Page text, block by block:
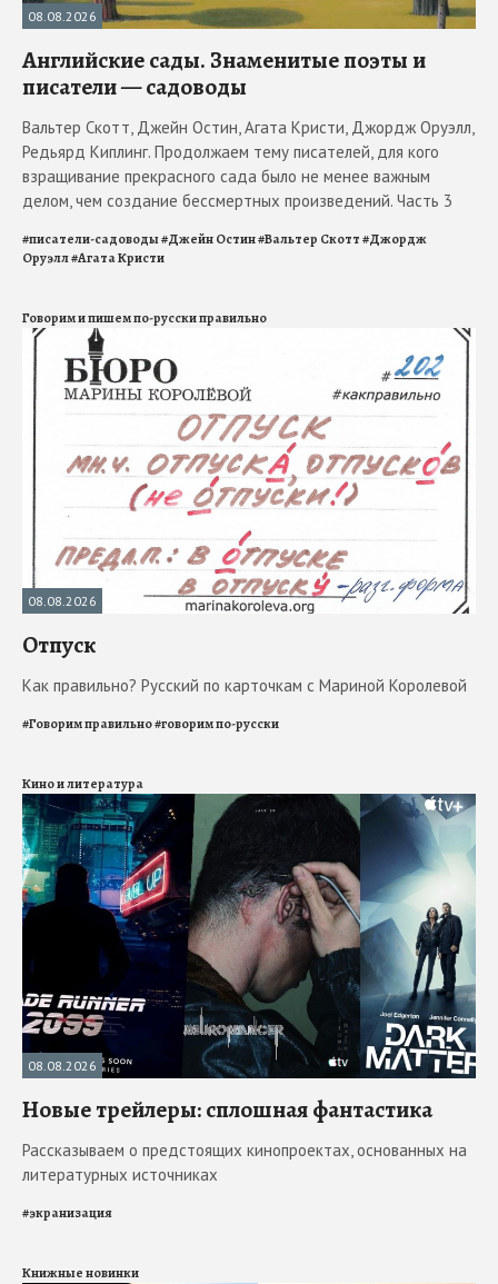
08.08.2026
Английские сады. Знаменитые поэты и
писатели — садоводы
Вальтер Скотт, Джейн Остин, Агата Кристи, Джордж Оруэлл,
Редьярд Киплинг. Продолжаем тему писателей, для кого
взращивание прекрасного сада было не менее важным
делом, чем создание бессмертных произведений. Часть 3
#писатели-садоводы#Джейн Остин#Вальтер Скотт#Джордж
Оруэлл#Агата Кристи
Говорим и пишем по-русски правильно
08.08.2026
Отпуск
Как правильно? Русский по карточкам с Мариной Королевой
#Говорим правильно#говорим по-русски
Кино и литература
08.08.2026
Новые трейлеры: сплошная фантастика
Рассказываем о предстоящих кинопроектах, основанных на
литературных источниках
#экранизация
Книжные новинки